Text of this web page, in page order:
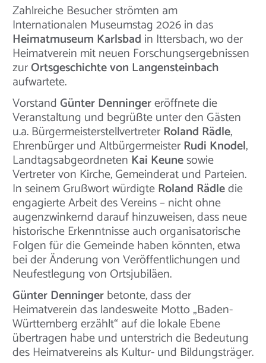
Zahlreiche Besucher strömten am
Internationalen Museumstag 2026 in das
Heimatmuseum Karlsbad in Ittersbach, wo der
Heimatverein mit neuen Forschungsergebnissen
zurOrtsgeschichte von Langensteinbach
aufwartete.
VorstandGünter Denningereröffnete die
Veranstaltung und begrüßte unter den Gästen
u.a. BürgermeisterstellvertreterRoland Rädle,
Ehrenbürger und AltbürgermeisterRudi Knodel,
Landtagsabgeordneten Kai Keunesowie
Vertreter von Kirche, Gemeinderat und Parteien.
In seinem Grußwort würdigteRoland Rädledie
engagierte Arbeit des Vereins – nicht ohne
augenzwinkernd darauf hinzuweisen, dass neue
historische Erkenntnisse auch organisatorische
Folgen für die Gemeinde haben könnten, etwa
bei der Änderung von Veröffentlichungen und
Neufestlegung von Ortsjubiläen.
Günter Denningerbetonte, dass der
Heimatverein das landesweite Motto „Baden-
Württemberg erzählt“ auf die lokale Ebene
übertragen habe und unterstrich die Bedeutung
des Heimatvereins als Kultur- und Bildungsträger.